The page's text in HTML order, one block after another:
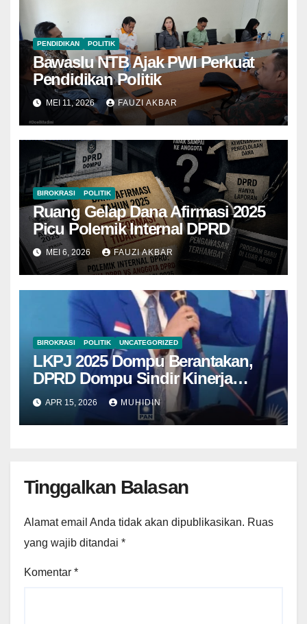
PENDIDIKAN POLITIK
Bawaslu NTB Ajak PWI Perkuat
Pendidikan Politik
MEI 11, 2026 FAUZI AKBAR
BIROKRASI POLITIK
Ruang Gelap Dana Afirmasi 2025
Picu Polemik Internal DPRD
MEI 6, 2026 FAUZI AKBAR
BIROKRASI POLITIK UNCATEGORIZED
LKPJ 2025 Dompu Berantakan,
DPRD Dompu Sindir Kinerja
Eksekutif
APR 15, 2026 MUHIDIN
Tinggalkan Balasan
Alamat email Anda tidak akan dipublikasikan. Ruas
yang wajib ditandai *
Komentar *